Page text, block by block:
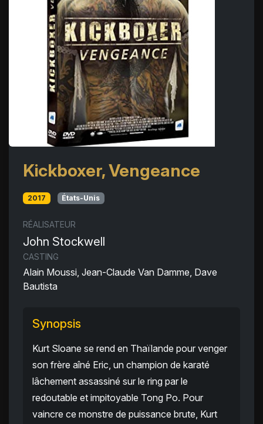
Kickboxer, Vengeance
2017 États-Unis
RÉALISATEUR
John Stockwell
CASTING
Alain Moussi, Jean-Claude Van Damme, Dave
Bautista
Synopsis
Kurt Sloane se rend en Thaïlande pour venger
son frère aîné Eric, un champion de karaté
lâchement assassiné sur le ring par le
redoutable et impitoyable Tong Po. Pour
vaincre ce monstre de puissance brute, Kurt